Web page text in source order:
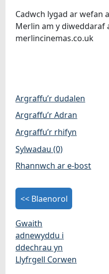
Cadwch lygad ar wefan
Merlin am y diweddaraf
merlincinemas.co.uk
Argraffu’r dudalen
Argraffu’r Adran
Argraffu’r rhifyn
Sylwadau (0)
Rhannwch ar e-bost
<< Blaenorol
Gwaith
adnewyddu i
ddechrau yn
Llyfrgell Corwen